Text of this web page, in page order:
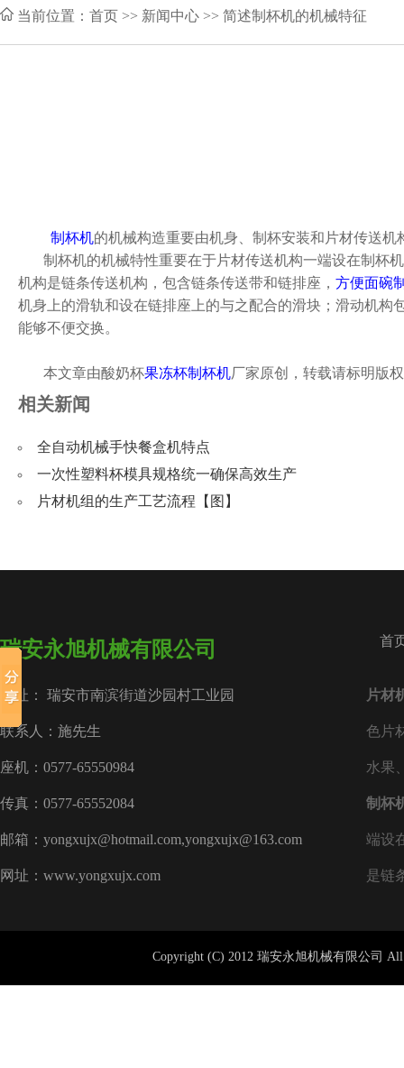
当前位置： 首页 >> 新闻中心 >> 简述制杯机的机械特征
制杯机的机械构造重要由机身、制杯安装和片材传送
制杯机的机械特性重要在于片材传送机构一端设在制杯
机构是链条传送机构，包含链条传送带和链排座， 方便面碗
机身上的滑轨和设在链排座上的与之配合的滑块；滑动机
能够不便交换。
本文章由酸奶杯果冻杯制杯机厂家原创，转载请标明版
相关新闻
全自动机械手快餐盒机特点
一次性塑料杯模具规格统一确保高效生产
片材机组的生产工艺流程【图】
瑞安永旭机械有限公司
地址： 瑞安市南滨街道沙园村工业园
联系人：施先生
座机：0577-65550984
传真：0577-65552084
邮箱：yongxujx@hotmail.com,yongxujx@163.com
网址：www.yongxujx.com
首
片材
色片
水果
制杯
端设
是链
Copyright (C) 2012 瑞安永旭机械有限公司 All